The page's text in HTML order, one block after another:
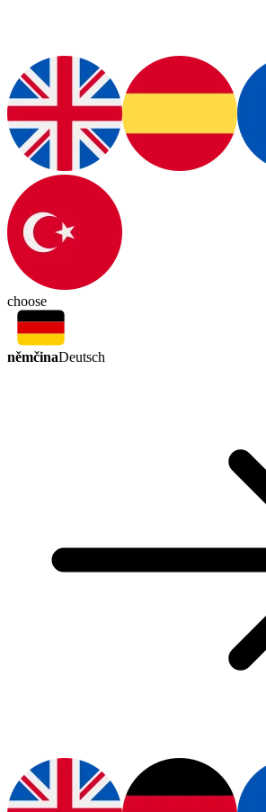
choose
němčinaDeutsch